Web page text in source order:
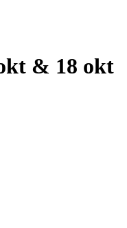
& 18 okt